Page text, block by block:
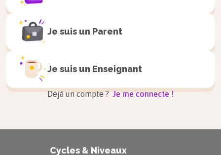
Je suis un Parent
Je suis un Enseignant
Déjà un compte ? Je me connecte !
Cycles & Niveaux